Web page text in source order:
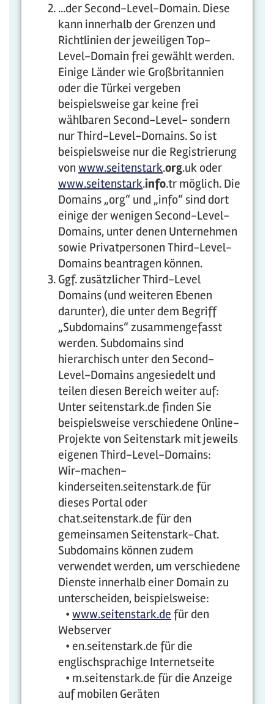
...der Second-Level-Domain. Diese
kann innerhalb der Grenzen und
Richtlinien der jeweiligen Top-
Level-Domain frei gewählt werden.
Einige Länder wie Großbritannien
oder die Türkei vergeben
beispielsweise gar keine frei
wählbaren Second-Level- sondern
nur Third-Level-Domains. So ist
beispielsweise nur die Registrierung
von www.seitenstark.org.uk oder
www.seitenstark.info.tr möglich. Die
Domains „org“ und „info“ sind dort
einige der wenigen Second-Level-
Domains, unter denen Unternehmen
sowie Privatpersonen Third-Level-
Domains beantragen können.
Ggf. zusätzlicher Third-Level
Domains (und weiteren Ebenen
darunter), die unter dem Begriff
„Subdomains“ zusammengefasst
werden. Subdomains sind
hierarchisch unter den Second-
Level-Domains angesiedelt und
teilen diesen Bereich weiter auf:
Unter seitenstark.de finden Sie
beispielsweise verschiedene Online-
Projekte von Seitenstark mit jeweils
eigenen Third-Level-Domains:
Wir-machen-
kinderseiten.seitenstark.de für
dieses Portal oder
chat.seitenstark.de für den
gemeinsamen Seitenstark-Chat.
Subdomains können zudem
verwendet werden, um verschiedene
Dienste innerhalb einer Domain zu
unterscheiden, beispielsweise:
• www.seitenstark.de für den
Webserver
• en.seitenstark.de für die
englischsprachige Internetseite
• m.seitenstark.de für die Anzeige
auf mobilen Geräten